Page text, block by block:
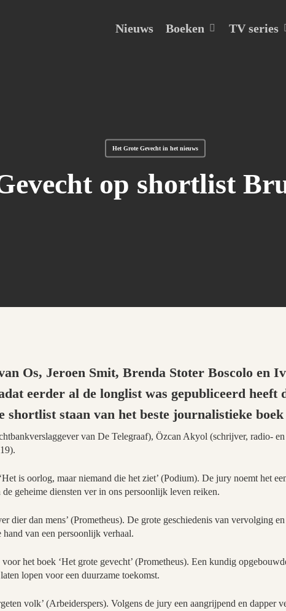
Nieuws Boeken TV series
Het Grote Gevecht in het nieuws
op shortlist
Os, Jeroen Smit, Brenda Stoter Boscolo en
eerder al de longlist was gepubliceerd heeft
shortlist staan van het beste journalistieke
van De Telegraaf), Özcan Akyol (schrijver, radio-
is oorlog, maar niemand die het ziet’ (Podium). De jury noemt het
geheime diensten ver in ons persoonlijk leven reiken.
dier dan mens’ (Prometheus). De grote geschiedenis van vervolging
van een persoonlijk verhaal.
het boek ‘Het grote gevecht’ (Prometheus). Een kundig
lopen voor een duurzame toekomst.
volk’ (Arbeiderspers). Volgens de jury een aangrijpend en dapper